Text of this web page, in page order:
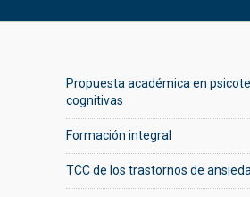
Propuesta académica en
cognitivas
Formación integral
TCC de los trastornos de